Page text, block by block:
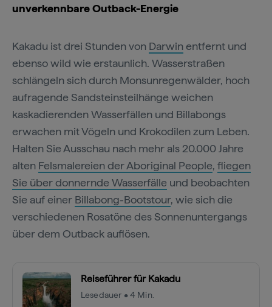
unverkennbare Outback-Energie
Kakadu ist drei Stunden von Darwinentfernt und
ebenso wild wie erstaunlich. Wasserstraßen
schlängeln sich durch Monsunregenwälder, hoch
aufragende Sandsteinsteilhänge weichen
kaskadierenden Wasserfällen und Billabongs
erwachen mit Vögeln und Krokodilen zum Leben.
Halten Sie Ausschau nach mehr als 20.000 Jahre
alten Felsmalereien der Aboriginal People, fliegen
Sie über donnernde Wasserfälle und beobachten
Sie auf einer Billabong-Bootstour, wie sich die
verschiedenen Rosatöne des Sonnenuntergangs
über dem Outback auflösen.
Reiseführer für Kakadu
Lesedauer • 4 Min.